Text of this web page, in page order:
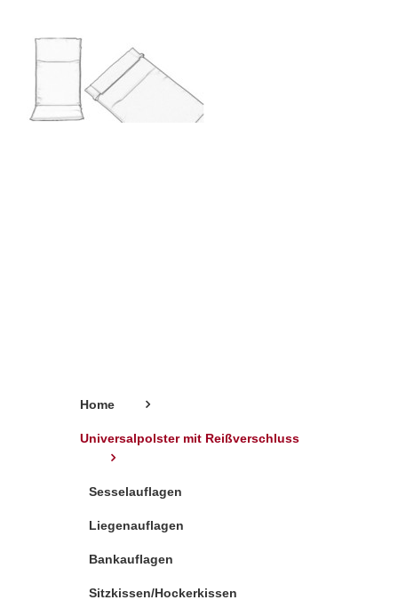
Home
Universalpolster mit Reißverschluss
Sesselauflagen
Liegenauflagen
Bankauflagen
Sitzkissen/Hockerkissen